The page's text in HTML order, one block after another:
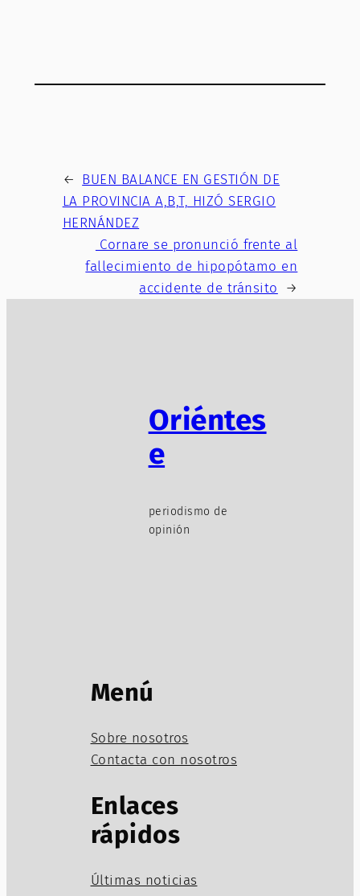
← BUEN BALANCE EN GESTIÓN DE
LA PROVINCIA A,B,T, HIZÓ SERGIO
HERNÁNDEZ
Cornare se pronunció frente al
fallecimiento de hipopótamo en
accidente de tránsito
→
Oriéntes
e
periodismo de
opinión
Menú
Sobre nosotros
Contacta con nosotros
Enlaces
rápidos
Últimas noticias